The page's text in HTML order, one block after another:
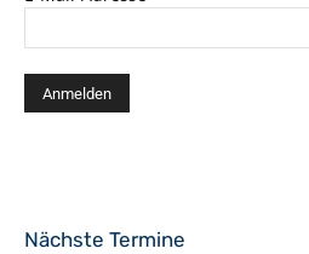
Nächste Termine